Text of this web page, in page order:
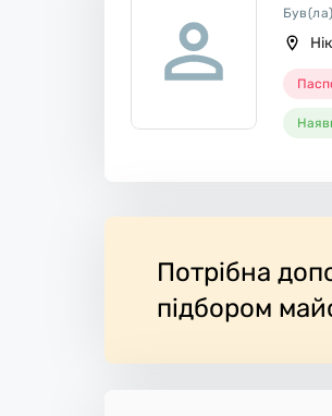
Потрібна
підбором